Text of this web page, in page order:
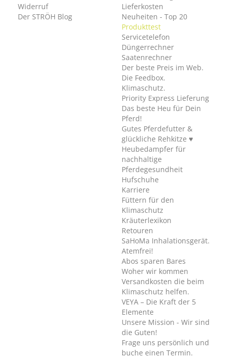
Widerruf
Der STRÖH Blog
Lieferkosten
Neuheiten - Top 20
Produkttest
Servicetelefon
Düngerrechner
Saatenrechner
Der beste Preis im Web.
Die Feedbox.
Klimaschutz.
Priority Express Lieferung
Das beste Heu für Dein
Pferd!
Gutes Pferdefutter &
glückliche Rehkitze ♥
Heubedampfer für
nachhaltige
Pferdegesundheit
Hufschuhe
Karriere
Füttern für den
Klimaschutz
Kräuterlexikon
Retouren
SaHoMa Inhalationsgerät.
Atemfrei!
Abos sparen Bares
Woher wir kommen
Versandkosten die beim
Klimaschutz helfen.
VEYA – Die Kraft der 5
Elemente
Unsere Mission - Wir sind
die Guten!
Frage uns persönlich und
buche einen Termin.